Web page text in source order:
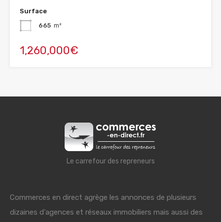
Surface
665 m²
1,260,000€
Le carrefour des repreneurs
Commerces en direct agrège les annonces de plusieurs
dizaines d'agences et réseaux immobiliers mais aussi des